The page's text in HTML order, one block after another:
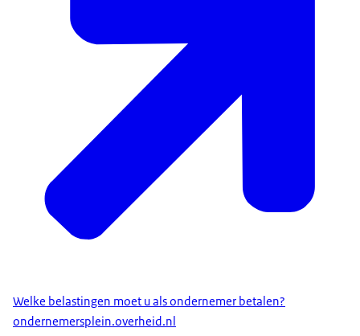
Welke belastingen moet u als ondernemer betalen?
ondernemersplein.overheid.nl